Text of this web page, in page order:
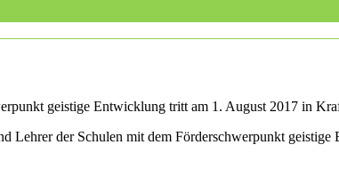
geistige Entwicklung tritt am 1. August 2017 in
Lehrer der Schulen mit dem Förderschwerpunkt